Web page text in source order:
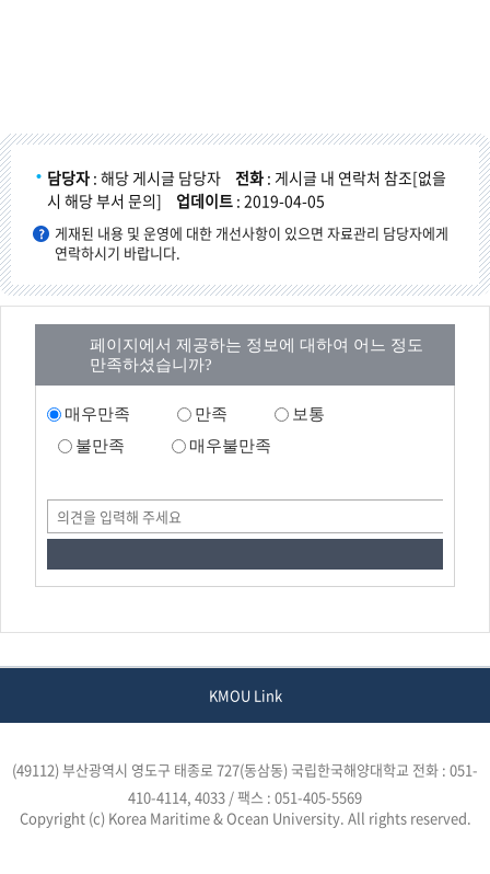
담당자 : 해당 게시글 담당자 전화 : 게시글 내 연락처 참조[없을
시 해당 부서 문의]
업데이트 : 2019-04-05
게재된 내용 및 운영에 대한 개선사항이 있으면 자료관리 담당자에게
연락하시기 바랍니다.
페이지에서 제공하는 정보에 대하여 어느 정도
만족하셨습니까?
매우만족 만족
보통
불만족
매우불만족
KMOU Link
(49112) 부산광역시 영도구 태종로 727(동삼동) 국립한국해양대학교 전화 : 051-
410-4114, 4033 / 팩스 : 051-405-5569
Copyright (c) Korea Maritime & Ocean University. All rights reserved.